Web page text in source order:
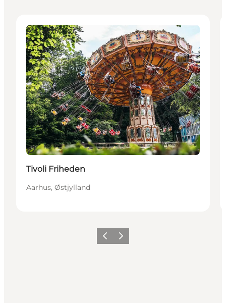
Bæredygtige oplevelser
Attraktioner
Tivoli Friheden
Aarhus, Østjylland
ForrigeNæste